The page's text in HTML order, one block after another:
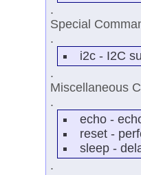
.
Special
.
i2c - I2C
.
Miscellaneous
.
echo -
reset -
sleep -
.